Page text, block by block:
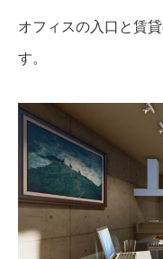
オフィスの入口と賃
す。